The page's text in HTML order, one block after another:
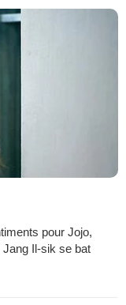
pour Jojo,
Jang Il-sik se bat